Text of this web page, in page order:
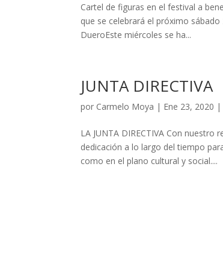
Cartel de figuras en el festival a
que se celebrará el próximo
DueroEste miércoles se ha...
JUNTA DIRECTIVA
por Carmelo Moya | Ene 23, 2020 |
LA JUNTA DIRECTIVA Con
dedicación a lo largo del tiempo
como en el plano cultural y social....